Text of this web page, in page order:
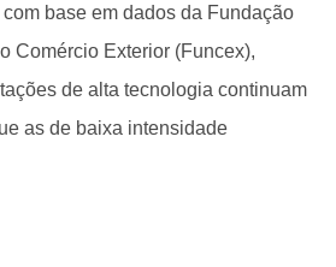
base em dados da Fundação
Comércio Exterior (Funcex),
de alta tecnologia continuam
as de baixa intensidade